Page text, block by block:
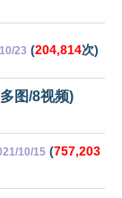
23 (204,814次)
图/8视频)
10/15 (757,203